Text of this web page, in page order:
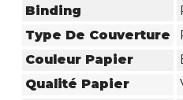
Binding
Type De Couverture
Couleur Papier
Qualité Papier